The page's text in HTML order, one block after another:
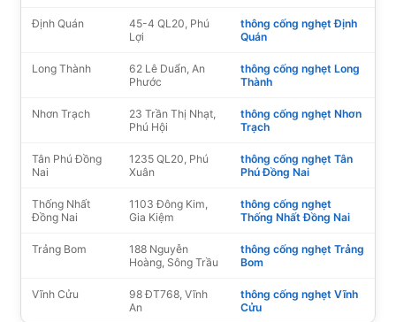
Định Quán
45-4 QL20, Phú
Lợi
thông cống nghẹt Định
Quán
Long Thành
62 Lê Duẩn, An
Phước
thông cống nghẹt Long
Thành
Nhơn Trạch
23 Trần Thị Nhạt,
Phú Hội
thông cống nghẹt Nhơn
Trạch
Tân Phú Đồng
Nai
1235 QL20, Phú
Xuân
thông cống nghẹt Tân
Phú Đồng Nai
Thống Nhất
Đồng Nai
1103 Đông Kim,
Gia Kiệm
thông cống nghẹt
Thống Nhất Đồng Nai
Trảng Bom
188 Nguyễn
Hoàng, Sông Trầu
thông cống nghẹt Trảng
Bom
Vĩnh Cửu
98 ĐT768, Vĩnh
An
thông cống nghẹt Vĩnh
Cửu